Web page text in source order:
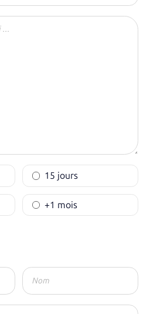
15 jours
+1 mois